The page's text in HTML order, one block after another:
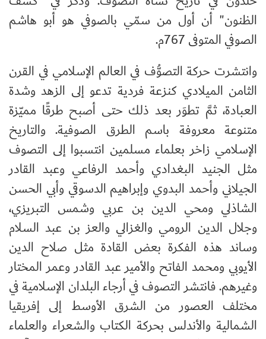
الظنون" أن أول من سمّي بالصوفي هو أبو هاشم
الصوفي المتوفى 767م.
وانتشرت حركة التصوُّف في العالم الإسلامي في القرن
الثامن الميلادي كنزعة فردية تدعو إلى الزهد وشدة
العبادة، ثمَّ تطوَر بعد ذلك حتى أصبح طرقًا مميّزة
متنوعة معروفة باسم الطرق الصوفية. والتاريخ
الإسلامي زاخر بعلماء مسلمين انتسبوا إلى التصوف
مثل الجنيد البغدادي وأحمد الرفاعي وعبد القادر
الجيلاني وأحمد البدوي وإبراهيم الدسوقي وأبي الحسن
الشاذلي ومحي الدين بن عربي وشمس التبريزي،
وجلال الدين الرومي والغزالي والعز بن عبد السلام
وساند هذه الفكرة بعض القادة مثل صلاح الدين
الأيوبي ومحمد الفاتح والأمير عبد القادر وعمر المختار
وغيرهم. فانتشر التصوف في أرجاء البلدان الإسلامية في
مختلف العصور من الشرق الأوسط إلى إفريقيا
الشمالية والأندلس بحركة الكتاب والشعراء والعلماء